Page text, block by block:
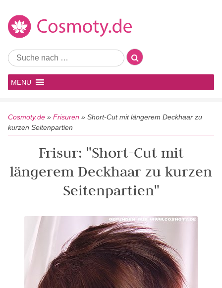
MENU
Cosmoty.de » Frisuren » Short-Cut mit längerem Deckhaar zu
kurzen Seitenpartien
Frisur: "Short-Cut mit
längerem Deckhaar zu kurzen
Seitenpartien"